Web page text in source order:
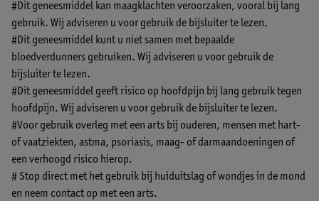
#Dit geneesmiddel kan maagklachten veroorzaken, vooral bij lang
gebruik. Wij adviseren u voor gebruik de bijsluiter te lezen.
#Dit geneesmiddel kunt u niet samen met bepaalde
bloedverdunners gebruiken. Wij adviseren u voor gebruik de
bijsluiter te lezen.
#Dit geneesmiddel geeft risico op hoofdpijn bij lang gebruik tegen
hoofdpijn. Wij adviseren u voor gebruik de bijsluiter te lezen.
#Voor gebruik overleg met een arts bij ouderen, mensen met hart-
of vaatziekten, astma, psoriasis, maag- of darmaandoeningen of
een verhoogd risico hierop.
# Stop direct met het gebruik bij huiduitslag of wondjes in de mond
en neem contact op met een arts.